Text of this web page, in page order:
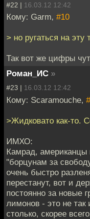
#22 | 16.03.12 12:42
Кому: Garm, #10
> но ругаться на эту
Так вот же цифры
Роман_ИС »
#23 | 16.03.12 12:42
Кому: Scaramouche,
>Жидковато как-то.
ИМХО:
Камрад, американцы
"борцунам за
очень быстро
перестанут, вот и
постоянно за новые
лимонов - это не
столько, скорее